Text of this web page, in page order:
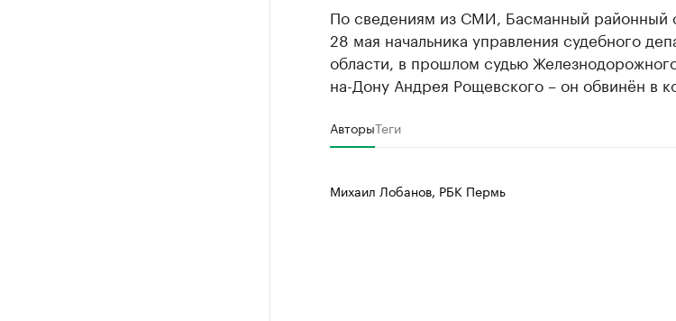
По сведениям из СМИ, Басманный районный
28 мая начальника управления судебного
области, в прошлом судью
на-Дону Андрея Рощевского – он обвинён в
АвторыТеги
Михаил Лобанов, РБК Пермь